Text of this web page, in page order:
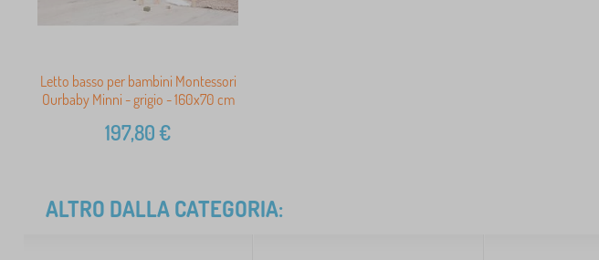
Letto basso per bambini Montessori
Ourbaby Minni - grigio - 160x70 cm
197,80€
ALTRO DALLA CATEGORIA: